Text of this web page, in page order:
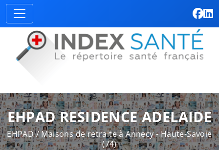
EHPAD RESIDENCE ADELAIDE
EHPAD / Maisons de retraite à Annecy - Haute-Savoie
(74)